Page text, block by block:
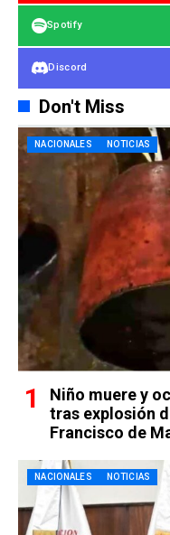
Spotify
Discord
Don't Miss
NACIONALES NOTICIAS
Niño muere y
tras explosión
Francisco de
NACIONALES NOTICIAS